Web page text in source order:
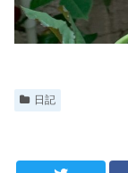
日記